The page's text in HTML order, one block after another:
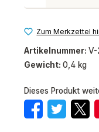
Zum Merkzettel
Artikelnummer: V-
Gewicht: 0,4 kg
Dieses Produkt